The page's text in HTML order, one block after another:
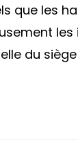
que les
du